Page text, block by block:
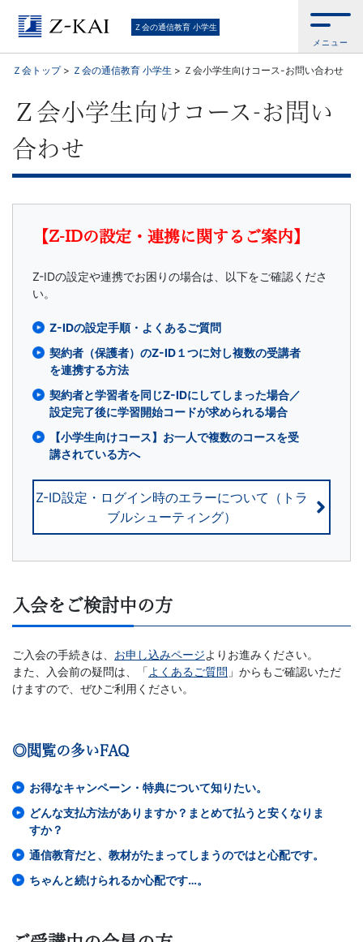
Ｚ
会
の
教
材
は
段
階
な
計
が
徴。
Ｚ会の通信教育 小学生
メニュー
Ｚ会トップ> Ｚ会の通信教育 小学生 > Ｚ会小学生向けコース-お問い合わせ
Ｚ会小学生向けコース-お問い
合わせ
【Z-IDの設定・連携に関するご案内】
Z-IDの設定や連携でお困りの場合は、以下をご確認くださ
い。
Z-IDの設定手順・よくあるご質問
契約者（保護者）のZ-ID１つに対し複数の受講者
を連携する方法
契約者と学習者を同じZ-IDにしてしまった場合／
設定完了後に学習開始コードが求められる場合
【小学生向けコース】お一人で複数のコースを受
講されている方へ
Z-ID設定・ログイン時のエラーについて（トラ
ブルシューティング）
入会をご検討中の方
ご入会の手続きは、 お申し込みページよりお進みください。
また、入会前の疑問は、「よくあるご質問 」からもご確認いただ
けますので、ぜひご利用ください。
◎閲覧の多いFAQ
お得なキャンペーン・特典について知りたい。
どんな支払方法がありますか？まとめて払うと安くなりま
すか？
通信教育だと、教材がたまってしまうのではと心配です。
ちゃんと続けられるか心配です…。